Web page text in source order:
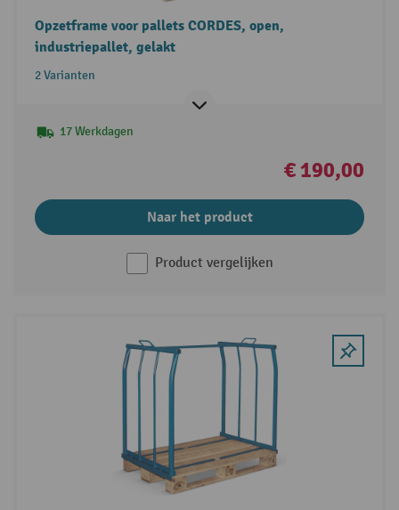
Opzetframe voor pallets CORDES, open,
industriepallet, gelakt
2 Varianten
17 Werkdagen
€ 190,00
Naar het product
Product vergelijken